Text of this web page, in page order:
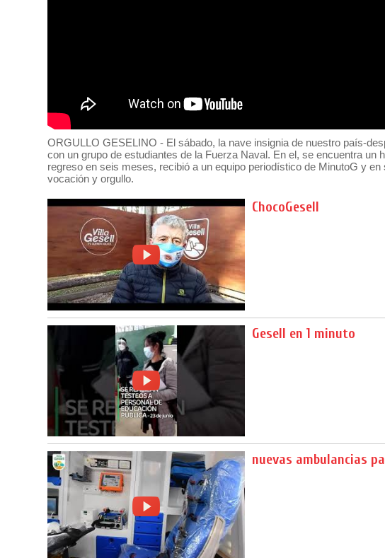
ORGULLO GESELINO - El sábado, la nave insignia de nuestro país-
con un grupo de estudiantes de la Fuerza Naval. En el, se encuentra
regreso en seis meses, recibió a un equipo periodístico de MinutoG y
vocación y orgullo.
ChocoGesell
Gesell en 1 minuto
nuevas ambulancias